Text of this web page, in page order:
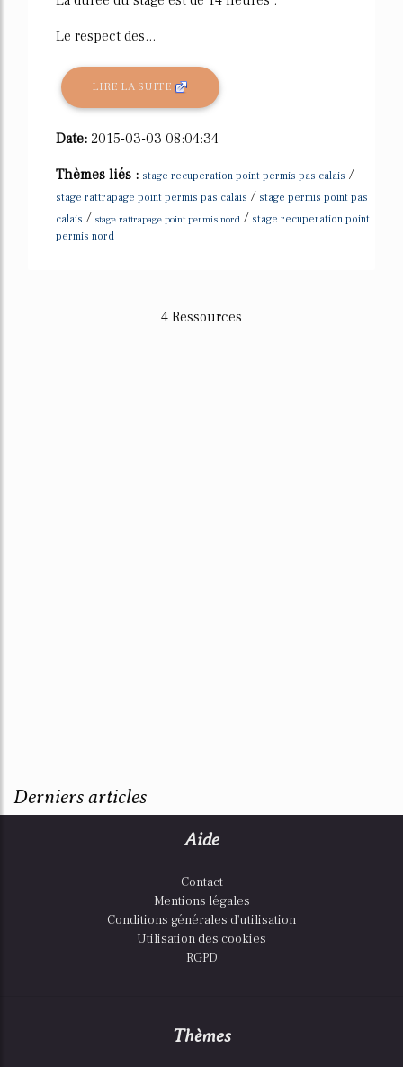
Le respect des...
LIRE LA SUITE
Date: 2015-03-03 08:04:34
Thèmes liés : stage recuperation point permis pas calais /
stage rattrapage point permis pas calais / stage permis point pas
calais / stage rattrapage point permis nord / stage recuperation point
permis nord
4 Ressources
Derniers articles
Aide
Contact
Mentions légales
Conditions générales d'utilisation
Utilisation des cookies
RGPD
Thèmes